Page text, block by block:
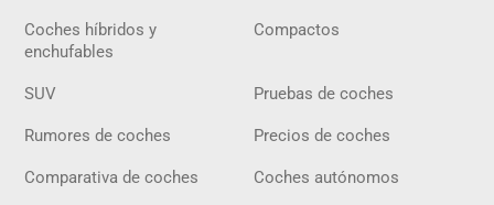
Coches híbridos y
enchufables
Compactos
SUV Pruebas de coches
Rumores de coches Precios de coches
Comparativa de coches Coches autónomos